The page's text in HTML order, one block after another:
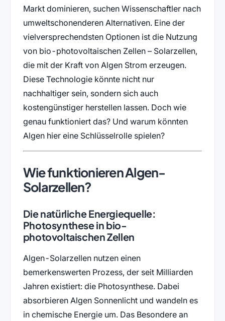
Markt dominieren, suchen Wissenschaftler nach
umweltschonenderen Alternativen. Eine der
vielversprechendsten Optionen ist die Nutzung
von bio-photovoltaischen Zellen – Solarzellen,
die mit der Kraft von Algen Strom erzeugen.
Diese Technologie könnte nicht nur
nachhaltiger sein, sondern sich auch
kostengünstiger herstellen lassen. Doch wie
genau funktioniert das? Und warum könnten
Algen hier eine Schlüsselrolle spielen?
Wie funktionieren Algen-
Solarzellen?
Die natürliche Energiequelle:
Photosynthese in bio-
photovoltaischen Zellen
Algen-Solarzellen nutzen einen
bemerkenswerten Prozess, der seit Milliarden
Jahren existiert: die Photosynthese. Dabei
absorbieren Algen Sonnenlicht und wandeln es
in chemische Energie um. Das Besondere an